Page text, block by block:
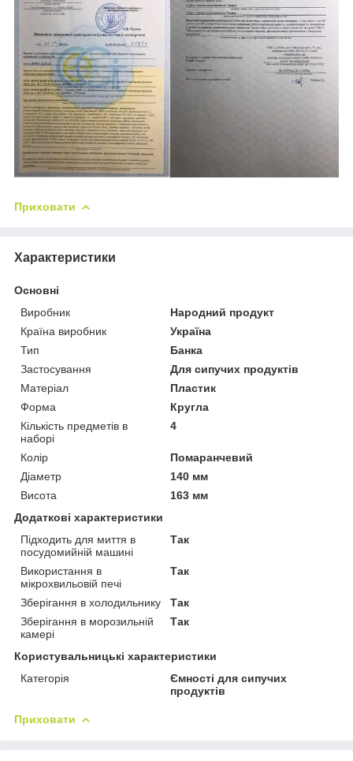
Приховати
Характеристики
Основні
Виробник
Народний продукт
Країна виробник
Україна
Тип
Банка
Застосування
Для сипучих продуктів
Матеріал
Пластик
Форма
Кругла
Кількість предметів в
наборі
4
Колір
Помаранчевий
Діаметр
140 мм
Висота
163 мм
Додаткові характеристики
Підходить для миття в
посудомийній машині
Так
Використання в
мікрохвильовій печі
Так
Зберігання в холодильнику
Так
Зберігання в морозильній
камері
Так
Користувальницькі характеристики
Категорія
Ємності для сипучих
продуктів
Приховати